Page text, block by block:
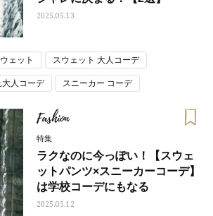
2025.05.13
ェット スウェット 大人コーデ
人コーデ スニーカー コーデ
コーデ 春コーデ トレンド
Fashion
特集
ラクなのに今っぽい！【スウェ
ットパンツ×スニーカーコーデ】
は学校コーデにもなる
2025.05.12